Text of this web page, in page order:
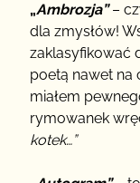
„Ambrozja”–
dla zmysłów!
zaklasyfikować
poetą nawet na
miałem
rymowanek
kotek…”